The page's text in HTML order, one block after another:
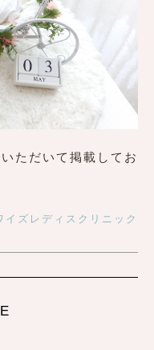
ただいて掲載してお
イズレディスクリニック